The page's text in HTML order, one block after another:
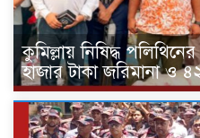
কুমিল্লায় নিষিদ্ধ
হাজার টাকা জরিমানা ও